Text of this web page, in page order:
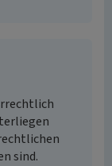
sind.